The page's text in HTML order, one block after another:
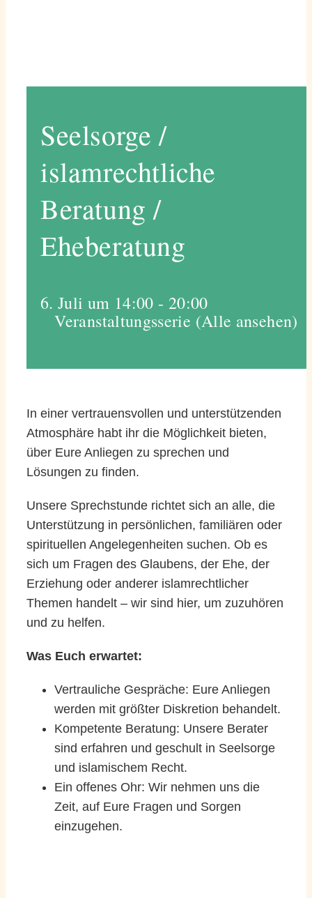
Seelsorge /
islamrechtliche
Beratung /
Eheberatung
6. Juli um 14:00 - 20:00
Veranstaltungsserie (Alle ansehen)
In einer vertrauensvollen und unterstützenden
Atmosphäre habt ihr die Möglichkeit bieten,
über Eure Anliegen zu sprechen und
Lösungen zu finden.
Unsere Sprechstunde richtet sich an alle, die
Unterstützung in persönlichen, familiären oder
spirituellen Angelegenheiten suchen. Ob es
sich um Fragen des Glaubens, der Ehe, der
Erziehung oder anderer islamrechtlicher
Themen handelt – wir sind hier, um zuzuhören
und zu helfen.
Was Euch erwartet:
Vertrauliche Gespräche: Eure Anliegen
werden mit größter Diskretion behandelt.
Kompetente Beratung: Unsere Berater
sind erfahren und geschult in Seelsorge
und islamischem Recht.
Ein offenes Ohr: Wir nehmen uns die
Zeit, auf Eure Fragen und Sorgen
einzugehen.